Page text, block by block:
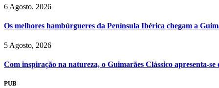
6 Agosto, 2026
Os melhores hambúrgueres da Península Ibérica chegam a
5 Agosto, 2026
Com inspiração na natureza, o Guimarães Clássico apresenta-
PUB